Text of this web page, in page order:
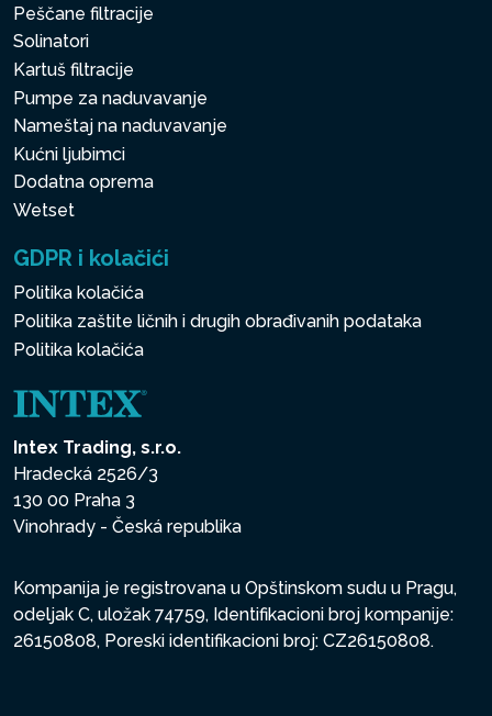
Peščane filtracije
Solinatori
Kartuš filtracije
Pumpe za naduvavanje
Nameštaj na naduvavanje
Kućni ljubimci
Dodatna oprema
Wetset
GDPR i kolačići
Politika kolačića
Politika zaštite ličnih i drugih obrađivanih podataka
Politika kolačića
Intex Trading, s.r.o.
Hradecká 2526/3
130 00 Praha 3
Vinohrady - Česká republika
Kompanija je registrovana u Opštinskom sudu u Pragu,
odeljak C, uložak 74759, Identifikacioni broj kompanije:
26150808, Poreski identifikacioni broj: CZ26150808.